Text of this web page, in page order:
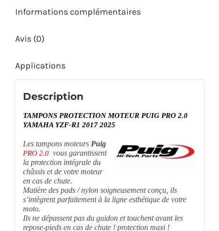
2025
Informations complémentaires
Avis (0)
Applications
Description
TAMPONS PROTECTION MOTEUR PUIG PRO 2.0
YAMAHA YZF-R1 2017 2025
Les tampons moteurs Puig
PRO 2.0 vous garantissent
la protection intégrale du
châssis et de votre moteur
en cas de chute.
Matière des pads / nylon soigneusement conçu, ils
s’intègrent parfaitement à la ligne esthétique de votre
moto.
Ils ne dépassent pas du guidon et touchent avant les
repose-pieds en cas de chute ! protection maxi !